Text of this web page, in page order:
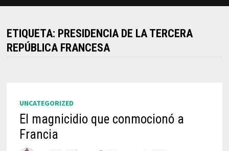
ETIQUETA: PRESIDENCIA DE LA TERCERA
REPÚBLICA FRANCESA
UNCATEGORIZED
El magnicidio que conmocionó a
Francia